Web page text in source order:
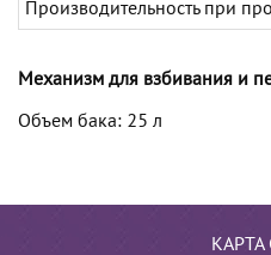
Производительность при
Механизм для взбивания и
Объем бака: 25 л
КАРТА